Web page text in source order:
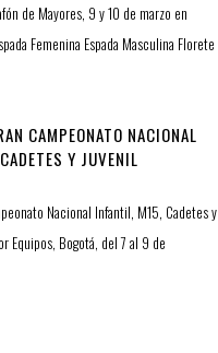
de Mayores, 9 y 10 de marzo en
Femenina Espada Masculina Florete
CAMPEONATO NACIONAL
Y JUVENIL
EQUIPOS
Nacional Infantil, M15, Cadetes y
Equipos, Bogotá, del 7 al 9 de